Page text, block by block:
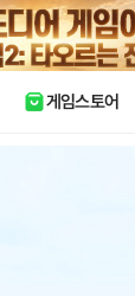
게임스토어